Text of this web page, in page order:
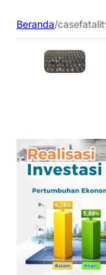
Beranda/